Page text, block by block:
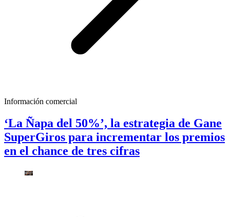
Información comercial
‘La Ñapa del 50%’, la estrategia de Gane
SuperGiros para incrementar los premios
en el chance de tres cifras